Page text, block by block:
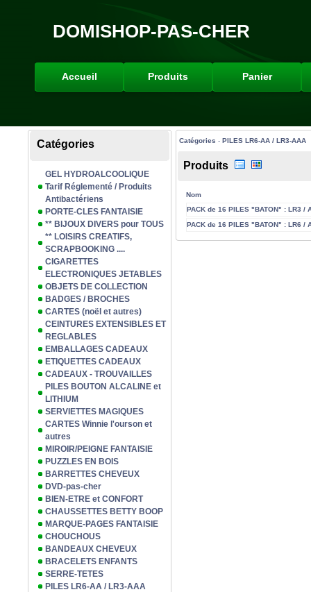
DOMISHOP-PAS-CHER
Accueil Produits Panier
Catégories
GEL HYDROALCOOLIQUE
Tarif Réglementé / Produits
Antibactériens
PORTE-CLES FANTAISIE
** BIJOUX DIVERS pour TOUS
** LOISIRS CREATIFS,
SCRAPBOOKING ....
CIGARETTES
ELECTRONIQUES JETABLES
OBJETS DE COLLECTION
BADGES / BROCHES
CARTES (noël et autres)
CEINTURES EXTENSIBLES ET
REGLABLES
EMBALLAGES CADEAUX
ETIQUETTES CADEAUX
CADEAUX - TROUVAILLES
PILES BOUTON ALCALINE et
LITHIUM
SERVIETTES MAGIQUES
CARTES Winnie l'ourson et
autres
MIROIR/PEIGNE FANTAISIE
PUZZLES EN BOIS
BARRETTES CHEVEUX
DVD-pas-cher
BIEN-ETRE et CONFORT
CHAUSSETTES BETTY BOOP
MARQUE-PAGES FANTAISIE
CHOUCHOUS
BANDEAUX CHEVEUX
BRACELETS ENFANTS
SERRE-TETES
PILES LR6-AA / LR3-AAA
Catégories - PILES LR6-AA / LR3-AAA
Produits
Nom
PACK de 16 PILES "BATON" : LR3 /
PACK de 16 PILES "BATON" : LR6 /